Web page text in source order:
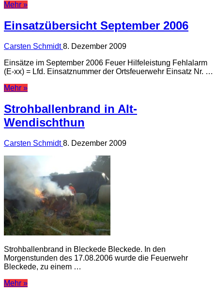
Mehr »
Einsatzübersicht September 2006
Carsten Schmidt8. Dezember 2009
Einsätze im September 2006 Feuer Hilfeleistung Fehlalarm
(E-xx) = Lfd. Einsatznummer der Ortsfeuerwehr Einsatz Nr. …
Mehr »
Strohballenbrand in Alt-
Wendischthun
Carsten Schmidt8. Dezember 2009
Strohballenbrand in Bleckede Bleckede. In den
Morgenstunden des 17.08.2006 wurde die Feuerwehr
Bleckede, zu einem …
Mehr »